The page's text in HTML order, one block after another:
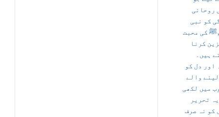
روحانی
کو نبی
کی محبت
کرنا
ہیں۔
اور دل کو
والے
میں لکھی
تحریر
کو نہ صرف